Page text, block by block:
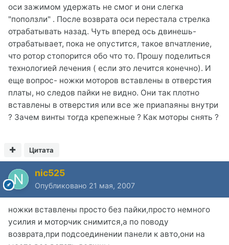
оси зажимом удержать не смог и они слегка
"поползли" . После возврата оси перестала стрелка
отрабатывать назад. Чуть вперед ось двинешь-
отрабатывает, пока не опустится, такое впчатление,
что ротор стопорится обо что то. Прошу поделиться
технологией лечения ( если это лечится конечно). И
еще вопрос- ножки моторов вставлены в отверстия
платы, но следов пайки не видно. Они так плотно
вставлены в отверстия или все же приапаяны внутри
? Зачем винты тогда крепежные ? Как моторы снять ?
Цитата
nic525
Опубликовано 21 мая, 2007
ножки вставлены просто без пайки,просто немного
усилия и моторчик снимится,а по поводу
возврата,при подсоединении панели к авто,они на